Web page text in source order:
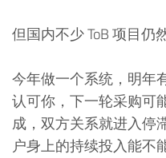
但国内不少 ToB 项目仍
今年做一个系统，明年
认可你，下一轮采购可
成，双方关系就进入停
户身上的持续投入能不